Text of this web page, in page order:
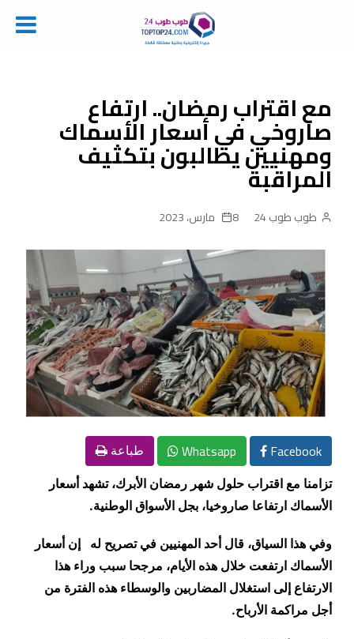
مع اقتراب رمضان.. ارتفاع
صاروخي في أسعار الأسماك
ومهنيين يطالبون بتكثيف
المراقبة
طوب طوب 24 8 مارس، 2023
Facebook
Whatsapp طباعة
تزامنا مع اقتراب حلول شهر رمضان الأبرك، تشهد أسعار
الأسماك ارتفاعا صاروخيا، بجل الأسواق الوطنية.
وفي هذا السياق، قال أحد المهنيين في تصريح له
إن أسعار
الأسماك ارتفعت خلال هذه الأيام، مرجحا سبب وراء هذا
الارتفاع إلى استغلال المضاربين والوسطاء هذه الفترة من
أجل مراكمة الأرباح.